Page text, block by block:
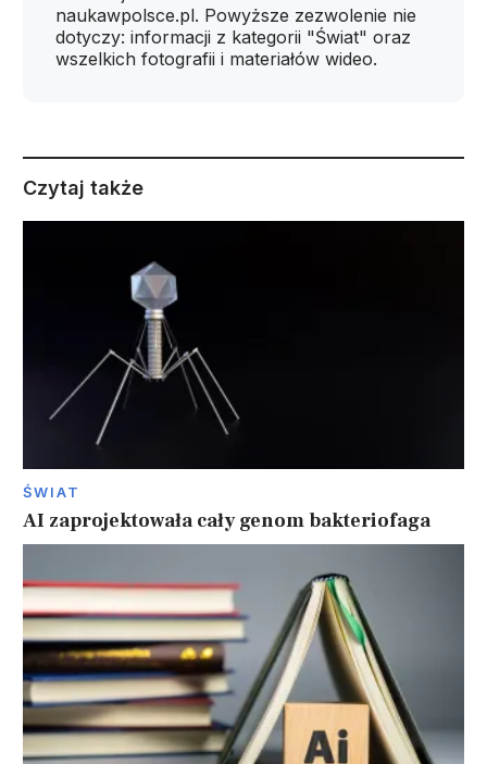
naukawpolsce.pl. Powyższe zezwolenie nie
dotyczy: informacji z kategorii "Świat" oraz
wszelkich fotografii i materiałów wideo.
Czytaj także
ŚWIAT
AI zaprojektowała cały genom bakteriofaga